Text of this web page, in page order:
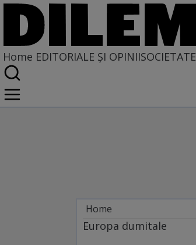
Home EDITORIALE ȘI OPINIISOCIETATE
Home
EDITORIALE ȘI OPINII
SITUAȚIUNEA
Europa dumitale